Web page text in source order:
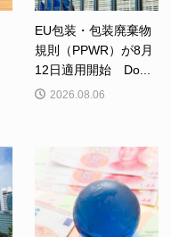
EU包装・包装廃棄物
規則（PPWR）が8月
12日適用開始 Do...
2026.08.06